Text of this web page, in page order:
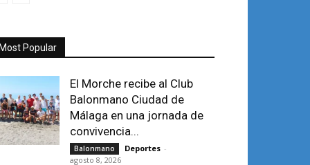
Popular
El Morche recibe al Club
Balonmano Ciudad de
Málaga en una jornada de
convivencia...
Balonmano Deportes -
agosto 8, 2026